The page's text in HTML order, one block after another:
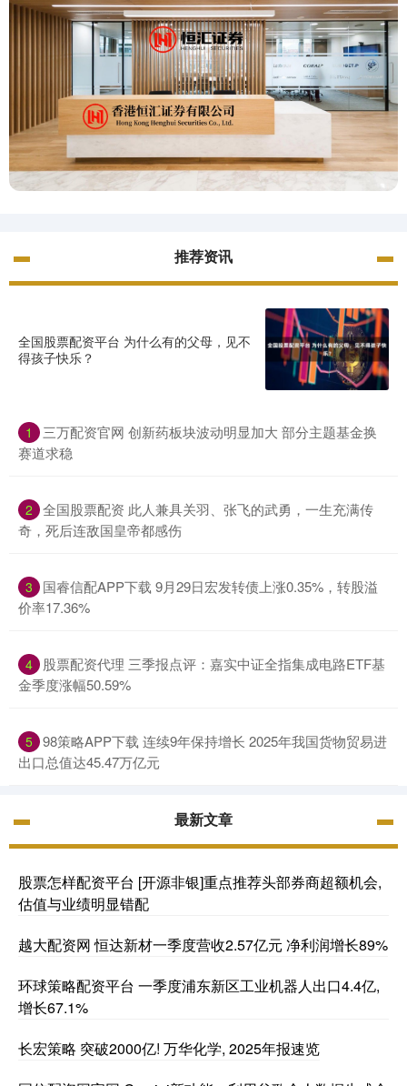
推荐资讯
全国股票配资平台 为什么有的父母，见不
得孩子快乐？
1
三万配资官网 创新药板块波动明显加大 部分主题基金换
赛道求稳
2 全国股票配资 此人兼具关羽、张飞的武勇，一生充满传
奇，死后连敌国皇帝都感伤
3
国睿信配APP下载 9月29日宏发转债上涨0.35%，转股溢
价率17.36%
4 股票配资代理 三季报点评：嘉实中证全指集成电路ETF基
金季度涨幅50.59%
5 98策略APP下载 连续9年保持增长 2025年我国货物贸易进
出口总值达45.47万亿元
最新文章
股票怎样配资平台 [开源非银]重点推荐头部券商超额机会,
估值与业绩明显错配
越大配资网 恒达新材一季度营收2.57亿元 净利润增长89%
环球策略配资平台 一季度浦东新区工业机器人出口4.4亿,
增长67.1%
长宏策略 突破2000亿! 万华化学, 2025年报速览